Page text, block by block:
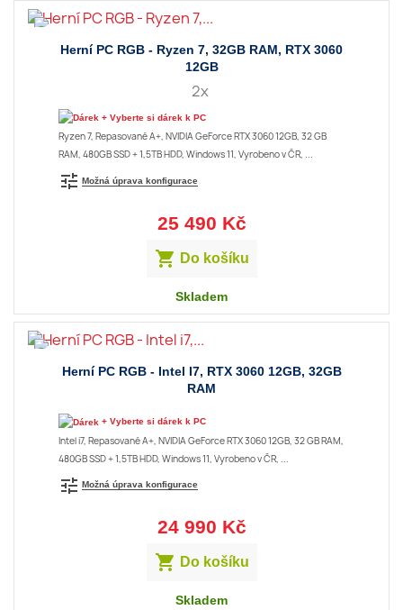
Herní PC RGB - Ryzen 7, 32GB RAM, RTX 3060
12GB
2x
+ Vyberte si dárek k PC
Ryzen 7, Repasované A+, NVIDIA GeForce RTX 3060 12GB, 32 GB
RAM, 480GB SSD + 1,5TB HDD, Windows 11, Vyrobeno v ČR, ...
tune Možná úprava konfigurace
25 490 Kč
 Do košíku
Skladem
Herní PC RGB - Intel I7, RTX 3060 12GB, 32GB
RAM
+ Vyberte si dárek k PC
Intel i7, Repasované A+, NVIDIA GeForce RTX 3060 12GB, 32 GB RAM,
480GB SSD + 1,5TB HDD, Windows 11, Vyrobeno v ČR, ...
tune Možná úprava konfigurace
24 990 Kč
 Do košíku
Skladem